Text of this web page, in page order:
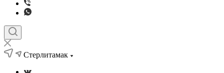
Стерлитамак